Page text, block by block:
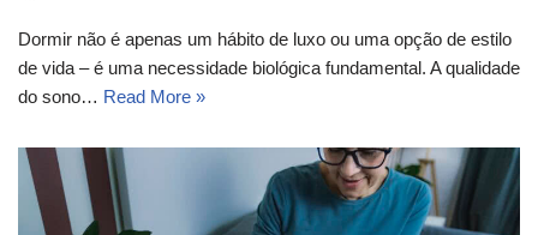
Dormir não é apenas um hábito de luxo ou uma opção de estilo
de vida – é uma necessidade biológica fundamental. A qualidade
do sono… Read More »